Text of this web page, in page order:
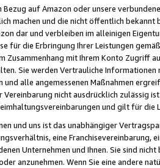
auf Amazon oder unsere
machen und die nicht öffentlich
dar und verbleiben im alleinigen
für die Erbringung Ihrer Leistungen
Zusammenhang mit Ihrem Konto
Sie werden Vertrauliche
und alle angemessenen Maßnahmen
Vereinbarung nicht ausdrücklich zulässig
und gilt für die
und uns ist das unabhängiger
eine Franchisevereinbarung,
Unternehmen und Ihnen. Sie sind
anzunehmen. Wenn Sie eine andere